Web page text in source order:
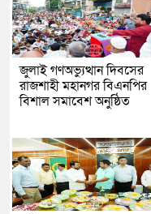
জুলাই গণঅভ্যুত্থান দিবসের
রাজশাহী মহানগর বিএনপির
বিশাল সমাবেশ অনুষ্ঠিত